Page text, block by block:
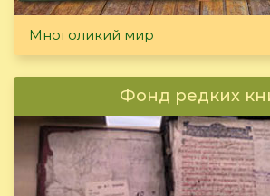
Многоликий мир
Фонд редких